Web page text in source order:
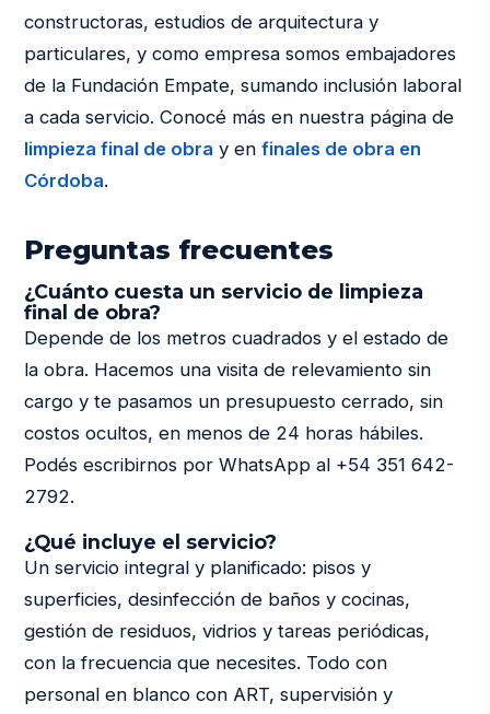
constructoras, estudios de arquitectura y
particulares, y como empresa somos embajadores
de la Fundación Empate, sumando inclusión laboral
a cada servicio. Conocé más en nuestra página de
limpieza final de obra y enfinales de obra en
Córdoba.
Preguntas frecuentes
¿Cuánto cuesta un servicio de limpieza
final de obra?
Depende de los metros cuadrados y el estado de
la obra. Hacemos una visita de relevamiento sin
cargo y te pasamos un presupuesto cerrado, sin
costos ocultos, en menos de 24 horas hábiles.
Podés escribirnos por WhatsApp al +54 351 642-
2792.
¿Qué incluye el servicio?
Un servicio integral y planificado: pisos y
superficies, desinfección de baños y cocinas,
gestión de residuos, vidrios y tareas periódicas,
con la frecuencia que necesites. Todo con
personal en blanco con ART, supervisión y